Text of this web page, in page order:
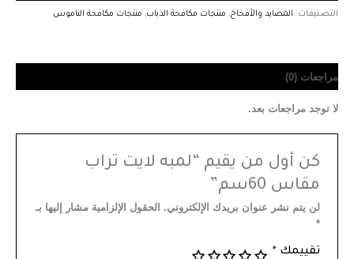
التصنيفات: المصايد والأفخاخ, منتجات مكافحة الذباب, منتجات مكافحة الناموس
مراجعات (0)
لا توجد مراجعات بعد.
كن أول من يقيم “لمبه لايت تراب
مقاس 60سم”
لن يتم نشر عنوان بريدك الإلكتروني. الحقول الإلزامية مشار إليها بـ
*
تقييمك *